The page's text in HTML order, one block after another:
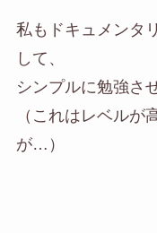
私もドキュメンタ
して、
シンプルに勉強さ
（これはレベルが
が…）